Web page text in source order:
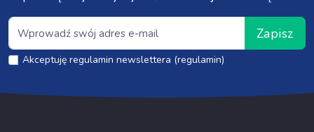
Zapisz
Akceptuję regulamin newslettera (regulamin)